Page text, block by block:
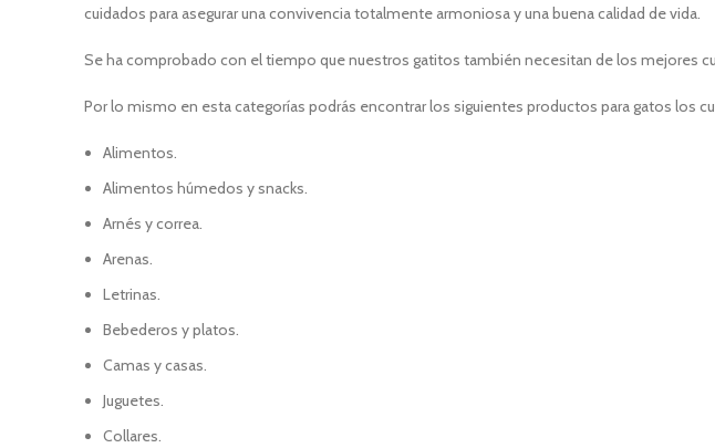
cuidados para asegurar una convivencia totalmente armoniosa y una buena calidad de vida.
Se ha comprobado con el tiempo que nuestros gatitos también necesitan de los mejores
Por lo mismo en esta categorías podrás encontrar los siguientes productos para gatos los
Alimentos.
Alimentos húmedos y snacks.
Arnés y correa.
Arenas.
Letrinas.
Bebederos y platos.
Camas y casas.
Juguetes.
Collares.